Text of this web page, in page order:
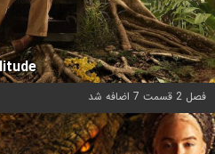
فصل 2 قسمت 7 اضافه شد